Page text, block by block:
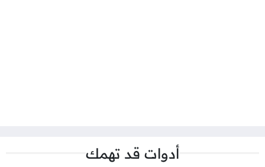
أدوات قد تهمك